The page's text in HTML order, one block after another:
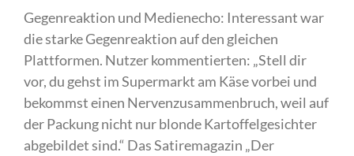
Gegenreaktion und Medienecho: Interessant war
die starke Gegenreaktion auf den gleichen
Plattformen. Nutzer kommentierten: „Stell dir
vor, du gehst im Supermarkt am Käse vorbei und
bekommst einen Nervenzusammenbruch, weil auf
der Packung nicht nur blonde Kartoffelgesichter
abgebildet sind.“ Das Satiremagazin „Der